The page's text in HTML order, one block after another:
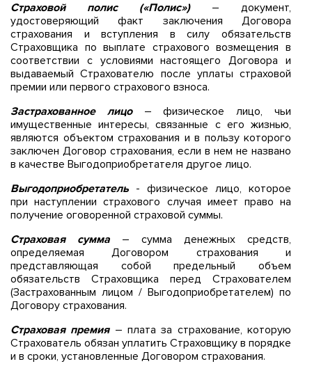
Страховой полис («Полис»)– документ,
удостоверяющий факт заключения Договора
страхования и вступления в силу обязательств
Страховщика по выплате страхового возмещения в
соответствии с условиями настоящего Договора и
выдаваемый Страхователю после уплаты страховой
премии или первого страхового взноса.
Застрахованное лицо– физическое лицо, чьи
имущественные интересы, связанные с его жизнью,
являются объектом страхования и в пользу которого
заключен Договор страхования, если в нем не названо
в качестве Выгодоприобретателя другое лицо.
Выгодоприобретатель - физическое лицо, которое
при наступлении страхового случая имеет право на
получение оговоренной страховой суммы.
Страховая сумма – сумма денежных средств,
определяемая Договором страхования и
представляющая собой предельный объем
обязательств Страховщика перед Страхователем
(Застрахованным лицом / Выгодоприобретателем) по
Договору страхования.
Страховая премия– плата за страхование, которую
Страхователь обязан уплатить Страховщику в порядке
и в сроки, установленные Договором страхования.